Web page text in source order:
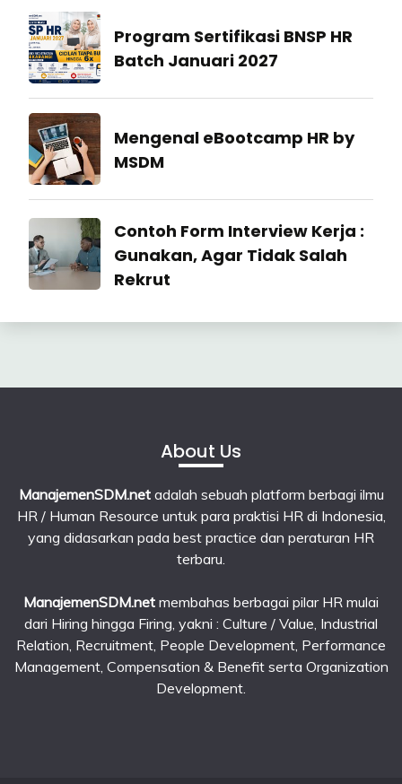
Manajemen
SDM
Program Sertifikasi BNSP HR
Batch Januari 2027
27
2026
Industrial
Relation
Mengenal eBootcamp HR by
MSDM
22
July
2026
Industrial
Relation
Contoh Form Interview Kerja :
Gunakan, Agar Tidak Salah
Rekrut
23
About Us
ManajemenSDM.netadalah sebuah platform berbagi ilmu
HR / Human Resource untuk para praktisi HR di Indonesia,
yang didasarkan pada best practice dan peraturan HR
terbaru.
ManajemenSDM.net membahas berbagai pilar HR mulai
dari Hiring hingga Firing, yakni : Culture / Value, Industrial
Relation, Recruitment, People Development, Performance
Management, Compensation & Benefit serta Organization
Development.